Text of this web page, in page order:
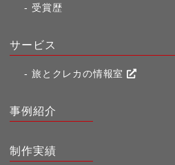
受賞歴
サービス
旅とクレカの情報室
事例紹介
制作実績